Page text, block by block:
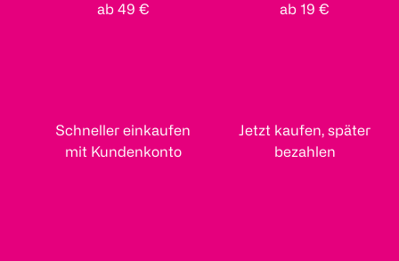
ab 49 €
ab 19 €
Schneller einkaufen
mit Kundenkonto
Jetzt kaufen, später
bezahlen